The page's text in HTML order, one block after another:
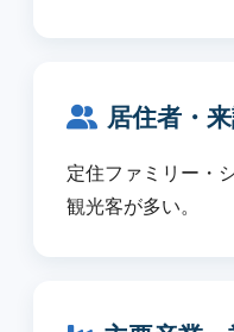
居住者・
定住ファミリー・
観光客が多い。